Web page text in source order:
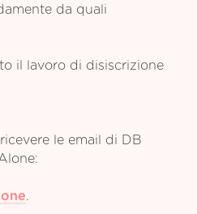
da quali
il lavoro di disiscrizione
le email di DB
.